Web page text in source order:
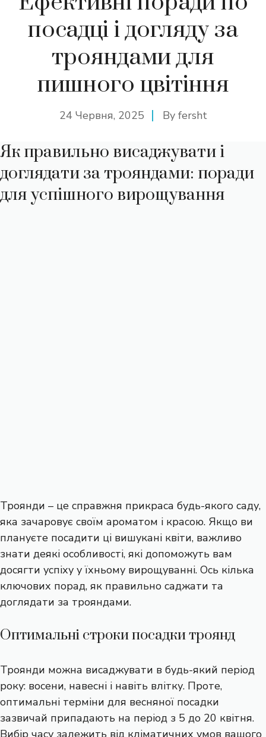
посадці і догляду за
трояндами для
пишного цвітіння
24 Червня, 2025 By fersht
Як правильно висаджувати і
доглядати за трояндами: поради
для успішного вирощування
Троянди – це справжня прикраса будь-якого саду,
яка зачаровує своїм ароматом і красою. Якщо ви
плануєте посадити ці вишукані квіти, важливо
знати деякі особливості, які допоможуть вам
досягти успіху у їхньому вирощуванні. Ось кілька
ключових порад, як правильно саджати та
доглядати за трояндами.
Оптимальні строки посадки троянд
Троянди можна висаджувати в будь-який період
року: восени, навесні і навіть влітку. Проте,
оптимальні терміни для весняної посадки
зазвичай припадають на період з 5 до 20 квітня.
Вибір часу залежить від кліматичних умов вашого